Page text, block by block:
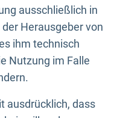
ausschließlich in
Herausgeber von
ihm technisch
Nutzung im Falle
ausdrücklich, dass